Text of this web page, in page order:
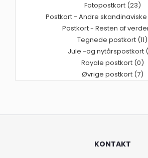
Fotopostkort (23)
Postkort - Andre
Postkort - Resten af
Tegnede postkort (11)
Jule -og nytårspostkort
Royale postkort (0)
Øvrige postkort (7)
KONTAKT